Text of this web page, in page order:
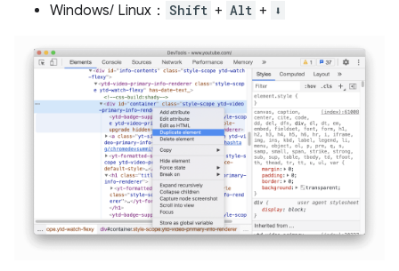
Windows/ Linux： Shift + Alt + ⬇️